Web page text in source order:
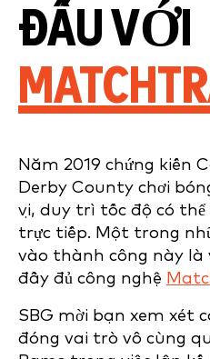
ĐẤU VỚI
Năm 2019 chứng kiến
Derby County chơi
vị, duy trì tốc độ có
trực tiếp. Một trong
vào thành công này là
đầy đủ công nghệ
SBG mời bạn xem xét
đóng vai trò vô cùng